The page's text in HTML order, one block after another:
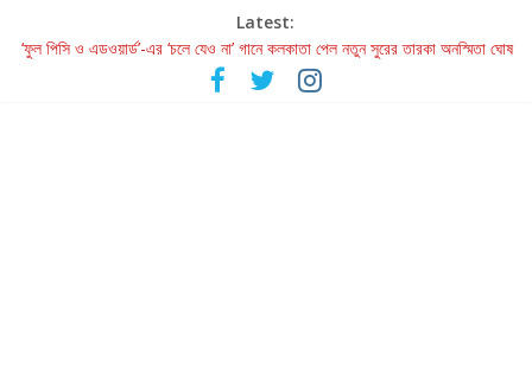
Latest:
‘ফুল পিসি ও এডওয়ার্ড’-এর ‘চলে যেও না’ গানে কলকাতা পেল নতুন সুরের তারকা অনস্মিতা ঘোষ
রবীন্দ্রনাথ ও গুলজারের সৃষ্টির মেলবন্ধনে মুগ্ধ করল ‘দুই তারার দোতারা’
কলের গান থেকে রীলস্ — বাঙালির গান শোনার বিবর্তনের গল্প